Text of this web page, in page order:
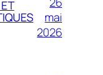
mai
2026